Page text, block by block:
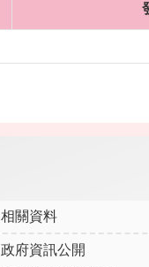
相關資料
政府資訊公開